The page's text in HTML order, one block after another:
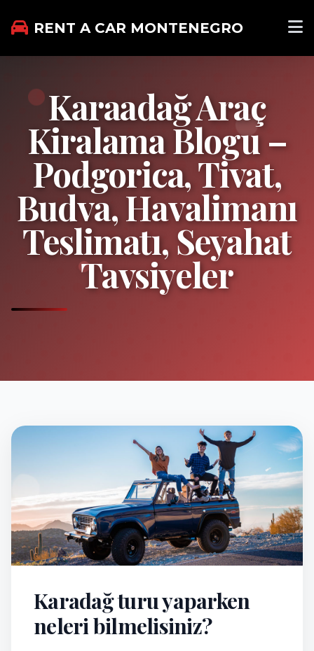
RENT A CAR MONTENEGRO
Karaadağ Araç
Kiralama Blogu –
Podgorica, Tivat,
Budva, Havalimanı
Teslimatı, Seyahat
Tavsiyeler
Karadağ turu yaparken
neleri bilmelisiniz?